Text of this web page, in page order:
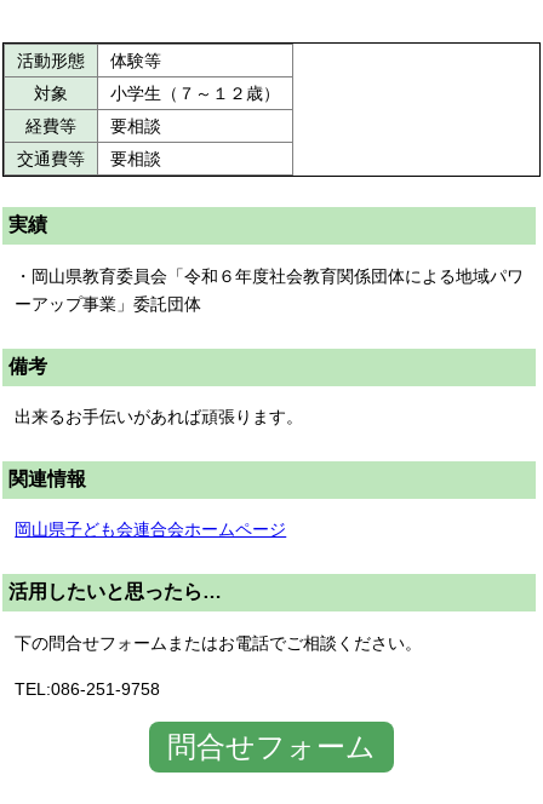
活動形態
体験等
対象
小学生（７～１２歳）
経費等
要相談
交通費等
要相談
実績
・岡山県教育委員会「令和６年度社会教育関係団体による地域パワ
ーアップ事業」委託団体
備考
出来るお手伝いがあれば頑張ります。
関連情報
岡山県子ども会連合会ホームページ
活用したいと思ったら…
下の問合せフォームまたはお電話でご相談ください。
TEL:086-251-9758
問合せフォーム